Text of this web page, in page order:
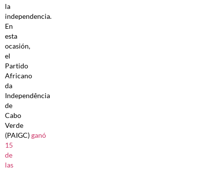
la
independencia.
En
esta
ocasión,
el
Partido
Africano
da
Independência
de
Cabo
Verde
(PAIGC)ganó
15
de
las